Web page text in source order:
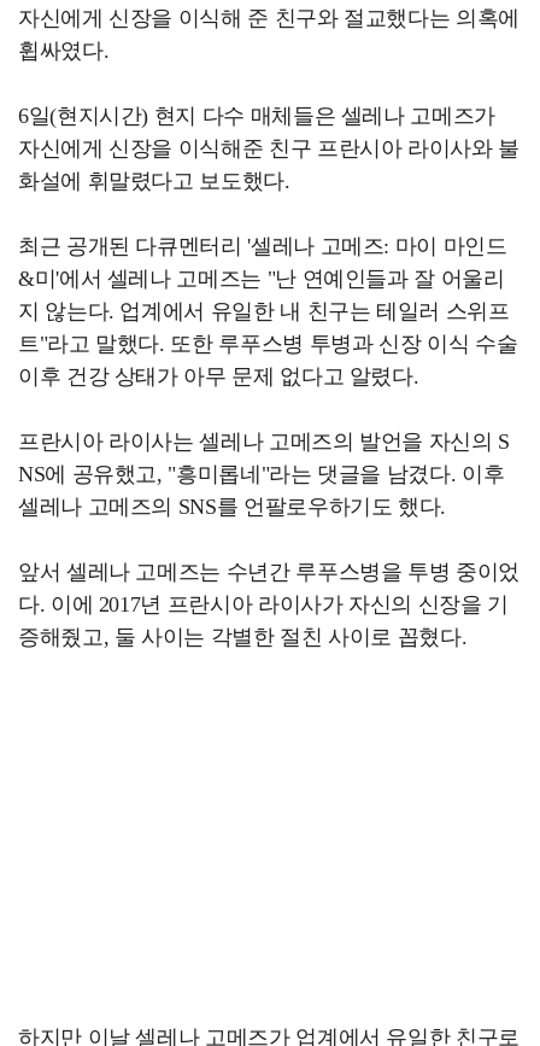
자신에게 신장을 이식해 준 친구와 절교했다는 의혹에
휩싸였다.
6일(현지시간) 현지 다수 매체들은 셀레나 고메즈가
자신에게 신장을 이식해준 친구 프란시아 라이사와 불
화설에 휘말렸다고 보도했다.
최근 공개된 다큐멘터리 '셀레나 고메즈: 마이 마인드
&미'에서 셀레나 고메즈는 "난 연예인들과 잘 어울리
지 않는다. 업계에서 유일한 내 친구는 테일러 스위프
트"라고 말했다. 또한 루푸스병 투병과 신장 이식 수술
이후 건강 상태가 아무 문제 없다고 알렸다.
프란시아 라이사는 셀레나 고메즈의 발언을 자신의 S
NS에 공유했고, "흥미롭네"라는 댓글을 남겼다. 이후
셀레나 고메즈의 SNS를 언팔로우하기도 했다.
앞서 셀레나 고메즈는 수년간 루푸스병을 투병 중이었
다. 이에 2017년 프란시아 라이사가 자신의 신장을 기
증해줬고, 둘 사이는 각별한 절친 사이로 꼽혔다.
하지만 이날 셀레나 고메즈가 업계에서 유일한 친구로